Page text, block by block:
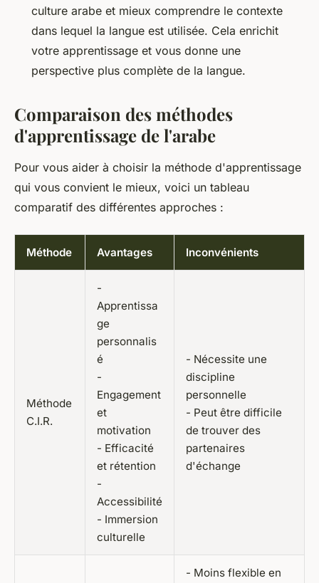
culture arabe et mieux comprendre le contexte
dans lequel la langue est utilisée. Cela enrichit
votre apprentissage et vous donne une
perspective plus complète de la langue.
Comparaison des méthodes
d'apprentissage de l'arabe
Pour vous aider à choisir la méthode d'apprentissage
qui vous convient le mieux, voici un tableau
comparatif des différentes approches :
Méthode Avantages Inconvénients
Méthode
C.I.R.
-
Apprentissa
ge
personnalis
é
-
Engagement
et
motivation
- Efficacité
et rétention
-
Accessibilité
- Immersion
culturelle
- Nécessite une
discipline
personnelle
- Peut être difficile
de trouver des
partenaires
d'échange
- Moins flexible en